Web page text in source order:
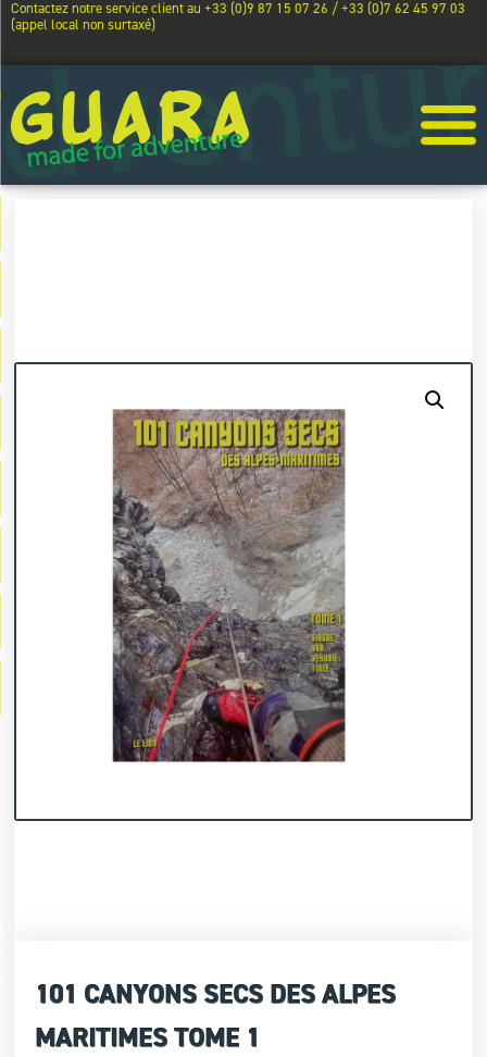
Contactez notre service client au +33 (0)9 87 15 07 26 / +33 (0)7 62 45 97 03
(appel local non surtaxé)
101 CANYONS SECS DES ALPES
MARITIMES TOME 1